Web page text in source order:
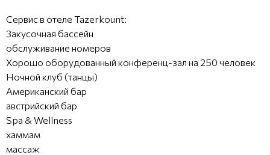
Сервис в отеле Tazerkount:
Закусочная бассейн
обслуживание номеров
Хорошо оборудованный конференц-зал на 250 человек
Ночной клуб (танцы)
Американский бар
австрийский бар
Spa & Wellness
хаммам
массаж